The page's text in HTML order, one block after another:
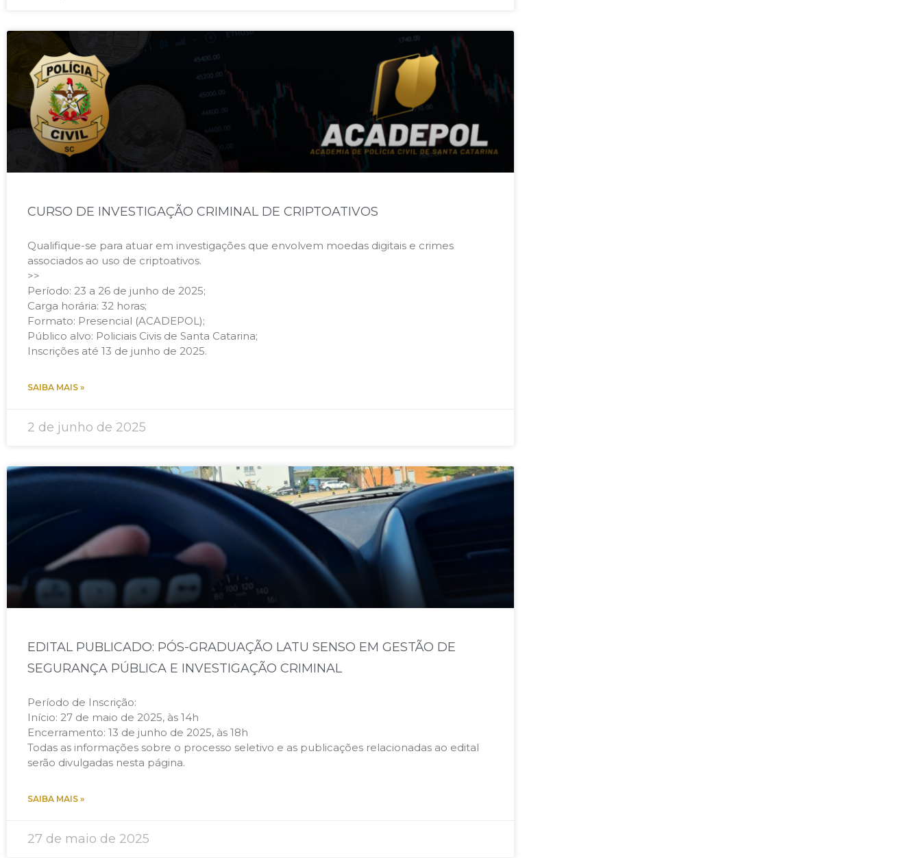
CURSO DE INVESTIGAÇÃO CRIMINAL DE CRIPTOATIVOS​
Qualifique-se para atuar em investigações que envolvem moedas digitais e crimes
associados ao uso de criptoativos.
>>
Período: 23 a 26 de junho de 2025;
Carga horária: 32 horas;
Formato: Presencial (ACADEPOL);
Público alvo: Policiais Civis de Santa Catarina;
Inscrições até 13 de junho de 2025.
SAIBA MAIS »
2 de junho de 2025
EDITAL PUBLICADO: PÓS-GRADUAÇÃO LATU SENSO EM GESTÃO DE
SEGURANÇA PÚBLICA E INVESTIGAÇÃO CRIMINAL​
Período de Inscrição:
Início: 27 de maio de 2025, às 14h
Encerramento: 13 de junho de 2025, às 18h
Todas as informações sobre o processo seletivo e as publicações relacionadas ao edital
serão divulgadas nesta página.
SAIBA MAIS »
27 de maio de 2025